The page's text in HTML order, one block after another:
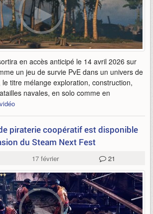
en accès anticipé le 14 avril 2026 sur
un jeu de survie PvE dans un univers de
titre mélange exploration, construction,
navales, en solo comme en
piraterie coopératif est disponible
du Steam Next Fest
17 février 21